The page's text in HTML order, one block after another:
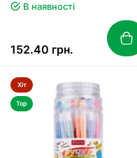
В наявності
152.40 грн.
Хіт
Top